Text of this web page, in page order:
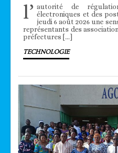
l’ autorité de
électroniques et des
jeudi 6 août 2026 une
représentants des
préfectures […]
TECHNOLOGIE